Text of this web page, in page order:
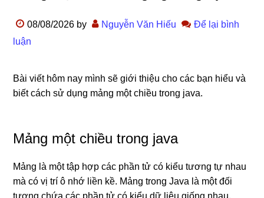
08/08/2026 by Nguyễn Văn Hiếu
Để lại bình
luận
Bài viết hôm nay mình sẽ giới thiệu cho các bạn hiểu và
biết cách sử dụng mảng một chiều trong java.
Mảng một chiều trong java
Mảng là một tập hợp các phần tử có kiểu tương tự nhau
mà có vị trí ô nhớ liền kề. Mảng trong Java là một đối
tượng chứa các phần tử có kiểu dữ liệu giống nhau.